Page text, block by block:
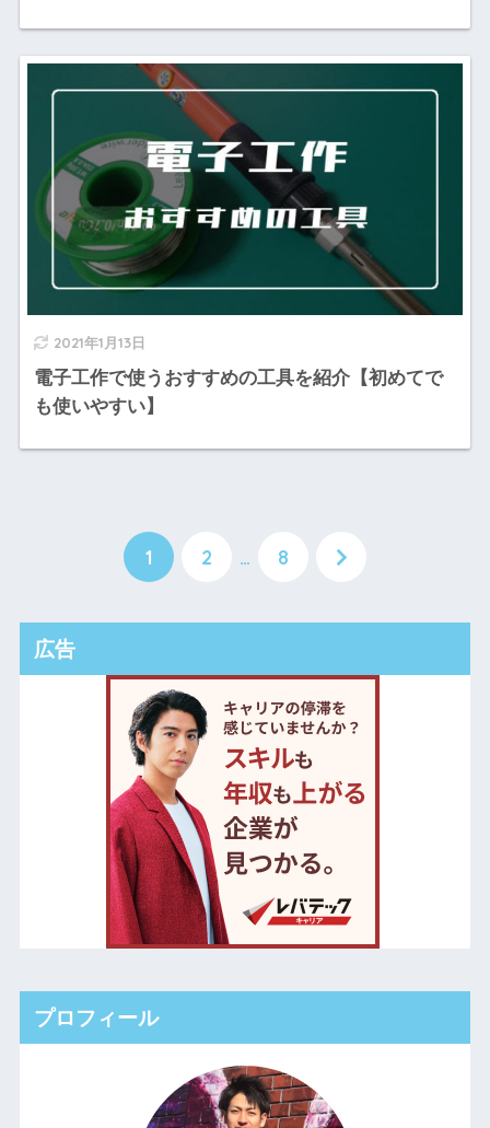
2021年1月13日
電子工作で使うおすすめの工具を紹介【初めてで
も使いやすい】
1 2 … 8
広告
プロフィール